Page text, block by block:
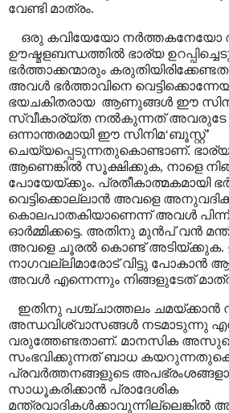
വേണ്ടി മാത്രം.
ഒരു കവിയേയോ നർത്തകനേയോ
ഊഷ്മളബന്ധത്തിൽ ഭാര്യ
ഭർത്താക്കന്മാരും
അവൾ ഭർത്താവിനെ
ഭയചകിതരായ ആണുങ്ങൾ ഈ
സ്വീകാര്യ്ത നൽകുന്നത്
ഒന്നാന്തരമായി ഈ സിനിമ‘ബൂസ്റ്റ്’
ചെയ്യപ്പെടുന്നതുകൊണ്ടാണ്.
ആണെങ്കിൽ സൂക്ഷിക്കുക, നാളെ
പോയേയ്ക്കും. പ്രതീകാത്മകമായി
വെട്ടിക്കൊല്ലാൻ അവളെ
കൊലപാതകിയാണെന്ന് അവൾ
ഓർമ്മിക്കട്ടെ. അതിനു മുൻപ് വൻ
അവളെ ചൂരൽ കൊണ്ട് അടിയ്ക്കുക.
നാഗവല്ലിമാരോട് വിട്ടു പോകാൻ
അവൾ എന്നെന്നും നിങ്ങളുടേത്
ഇതിനു പശ്ച്ചാത്തലം ചമയ്ക്കാൻ
അന്ധവിശ്വാസങ്ങൾ നടമാടുന്നു
വരുത്തേണ്ടതാണ്. മാനസിക
സംഭവിക്കുന്നത് ബാധ
പ്രവർത്തനങ്ങളുടെ
സാധൂകരിക്കാൻ പ്രാദേശിക
മന്ത്രവാദികൾക്കാവുന്നില്ലെങ്കിൽ